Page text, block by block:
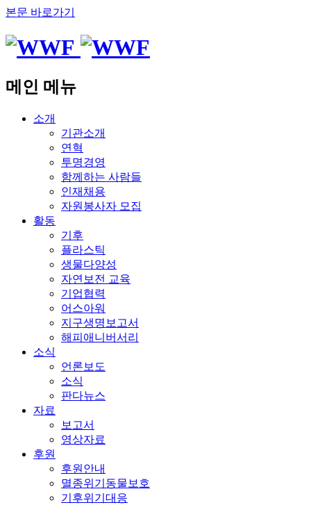
본문 바로가기
메인 메뉴
소개
기관소개
연혁
투명경영
함께하는 사람들
인재채용
자원봉사자 모집
활동
기후
플라스틱
생물다양성
자연보전 교육
기업협력
어스아워
지구생명보고서
해피애니버서리
소식
언론보도
소식
판다뉴스
자료
보고서
영상자료
후원
후원안내
멸종위기동물보호
기후위기대응